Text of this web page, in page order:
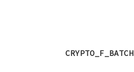
CRYPTO_F_BATCH